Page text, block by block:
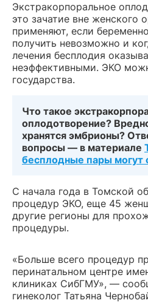
Экстракорпоральное
это зачатие вне женского
применяют, если
получить невозможно и
лечения бесплодия
неэффективными. ЭКО
государства.
Что такое
оплодотворение?
хранятся эмбрионы?
вопросы — в материале
бесплодные пары могут
С начала года в Томской
процедур ЭКО, еще 45
другие регионы для
процедуры.
«Больше всего процедур
перинатальном центре
клиниках СибГМУ», —
гинеколог Татьяна